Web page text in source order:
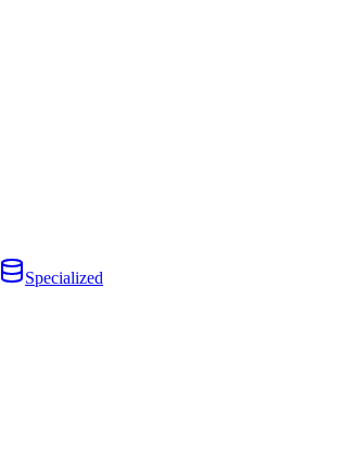
Specialized